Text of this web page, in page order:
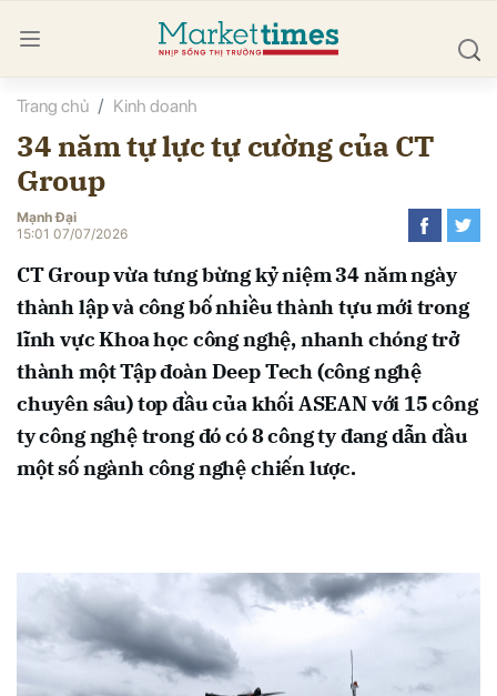
Trang chủ Kinh doanh
34 năm tự lực tự cường của CT
Group
Mạnh Đại
15:01 07/07/2026
CT Group vừa tưng bừng kỷ niệm 34 năm ngày
thành lập và công bố nhiều thành tựu mới trong
lĩnh vực Khoa học công nghệ, nhanh chóng trở
thành một Tập đoàn Deep Tech (công nghệ
chuyên sâu) top đầu của khối ASEAN với 15 công
ty công nghệ trong đó có 8 công ty đang dẫn đầu
một số ngành công nghệ chiến lược.
luận
Hủy